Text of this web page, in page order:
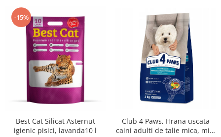
-15%
Best Cat Silicat Asternut
igienic pisici, lavanda10 l
Club 4 Paws, Hrana uscata
caini adulti de talie mica, miel